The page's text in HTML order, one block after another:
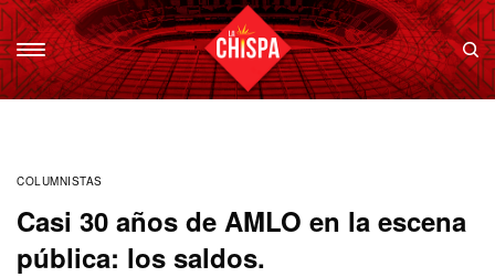
COLUMNISTAS
Casi 30 años de AMLO en la escena
pública: los saldos.